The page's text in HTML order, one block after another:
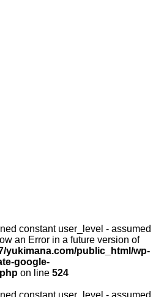
constant user_level - assumed
an Error in a future version of
yukimana.com/public_html/wp-
google-
on line 524
constant user_level - assumed